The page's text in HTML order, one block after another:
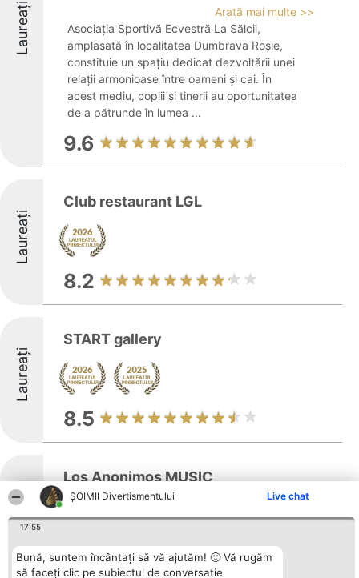
ŞOIMII Divertismentului Live chat
17:55
Bună, suntem încântați să vă ajutăm! 🙂 Vă rugăm
să faceți clic pe subiectul de conversație
Laureați
Arată mai multe >>
Asociația Sportivă Ecvestră La Sălcii,
amplasată în localitatea Dumbrava Roșie,
constituie un spațiu dedicat dezvoltării unei
relații armonioase între oameni și cai. În
acest mediu, copiii și tinerii au oportunitatea
de a pătrunde în lumea ...
9.6
Laureați
Club restaurant LGL
8.2
Laureați
START gallery
8.5
Laureați
Los Anonimos MUSIC
energică în industria divertismentului din
Piatra Neamț, România, remarcându-se